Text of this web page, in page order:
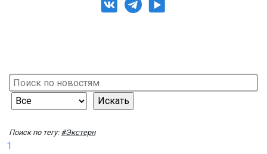
Поиск по тегу: #Экстерн
1